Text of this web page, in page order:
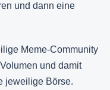
und dann eine
Meme-Community
und damit
jeweilige Börse.